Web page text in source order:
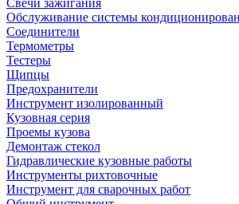
Свечи зажигания
Обслуживание системы
Соединители
Термометры
Тестеры
Щипцы
Предохранители
Инструмент изолированный
Кузовная серия
Проемы кузова
Демонтаж стекол
Гидравлические кузовные работы
Инструменты рихтовочные
Инструмент для сварочных работ